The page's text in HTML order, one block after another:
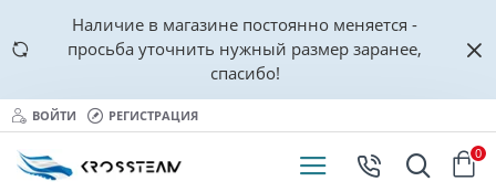
Наличие в магазине постоянно меняется -
просьба уточнить нужный размер заранее,
спасибо!
ВОЙТИ РЕГИСТРАЦИЯ
0